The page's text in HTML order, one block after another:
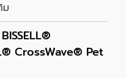
ม
CrossWave® Pet